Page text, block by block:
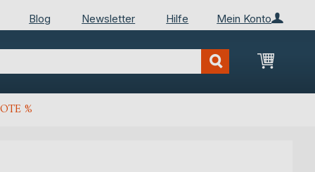
Mein Konto
Blog Newsletter Hilfe
Mein
%